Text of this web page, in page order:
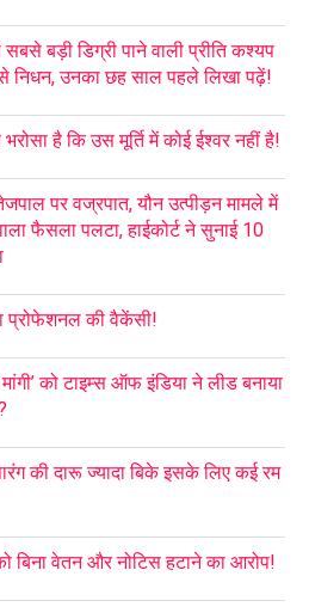
बड़ी डिग्री पाने वाली प्रीति कश्यप
निधन, उनका छह साल पहले लिखा पढ़ें!
है कि उस मूर्ति में कोई ईश्वर नहीं है!
पर वज्रपात, यौन उत्पीड़न मामले में
फैसला पलटा, हाईकोर्ट ने सुनाई 10
प्रोफेशनल की वैकेंसी!
को टाइम्स ऑफ इंडिया ने लीड बनाया
की दारू ज्यादा बिके इसके लिए कई रम
बिना वेतन और नोटिस हटाने का आरोप!